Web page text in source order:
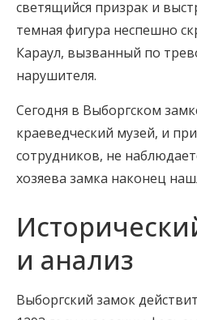
светящийся призрак и
темная фигура неспешно
Караул, вызванный по
нарушителя.
Сегодня в Выборгском
краеведческий музей, и
сотрудников, не
хозяева замка наконец
и анализ
Выборгский замок